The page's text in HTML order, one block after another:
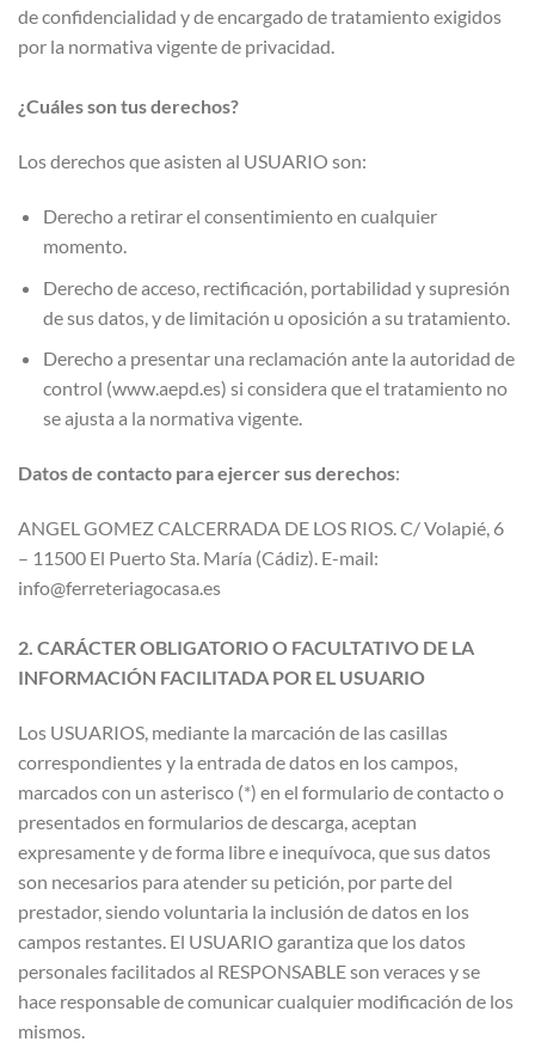
de confidencialidad y de encargado de tratamiento exigidos
por la normativa vigente de privacidad.
¿Cuáles son tus derechos?
Los derechos que asisten al USUARIO son:
Derecho a retirar el consentimiento en cualquier
momento.
Derecho de acceso, rectificación, portabilidad y supresión
de sus datos, y de limitación u oposición a su tratamiento.
Derecho a presentar una reclamación ante la autoridad de
control (www.aepd.es) si considera que el tratamiento no
se ajusta a la normativa vigente.
Datos de contacto para ejercer sus derechos:
ANGEL GOMEZ CALCERRADA DE LOS RIOS. C/ Volapié, 6
– 11500 El Puerto Sta. María (Cádiz). E-mail:
info@ferreteriagocasa.es
2. CARÁCTER OBLIGATORIO O FACULTATIVO DE LA
INFORMACIÓN FACILITADA POR EL USUARIO
Los USUARIOS, mediante la marcación de las casillas
correspondientes y la entrada de datos en los campos,
marcados con un asterisco (*) en el formulario de contacto o
presentados en formularios de descarga, aceptan
expresamente y de forma libre e inequívoca, que sus datos
son necesarios para atender su petición, por parte del
prestador, siendo voluntaria la inclusión de datos en los
campos restantes. El USUARIO garantiza que los datos
personales facilitados al RESPONSABLE son veraces y se
hace responsable de comunicar cualquier modificación de los
mismos.